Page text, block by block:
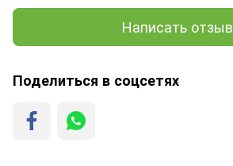
Написать отзыв
Поделиться в соцсетях